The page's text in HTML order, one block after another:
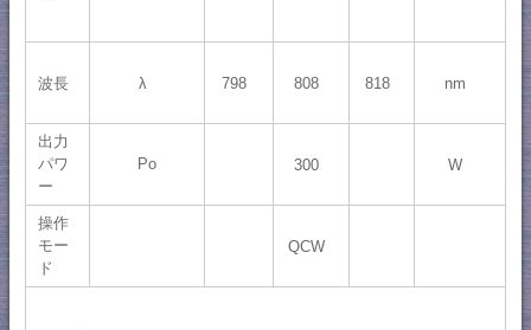
波長 λ 798 808 818 nm
出力
パワ
ー
Po 300 W
操作
モー
ド
QCW